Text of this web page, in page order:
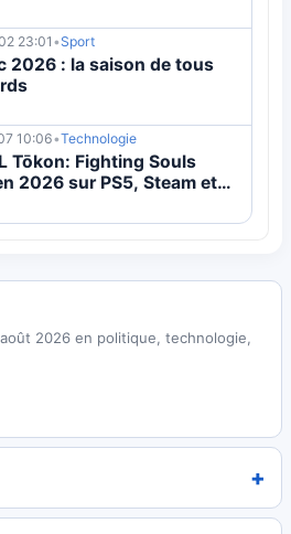
23:01 • Sport
2026 : la saison de tous
10:06•Technologie
Tōkon: Fighting Souls
2026 sur PS5, Steam et
2026 en politique, technologie,